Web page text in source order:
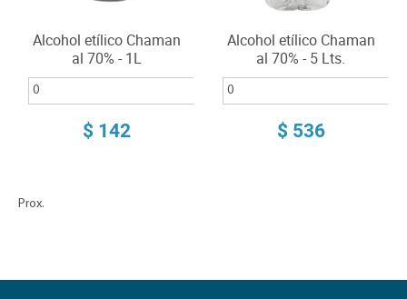
Alcohol etílico Chaman
al 70% - 1L
$ 142
Alcohol etílico Chaman
al 70% - 5 Lts.
$ 536
Prox.